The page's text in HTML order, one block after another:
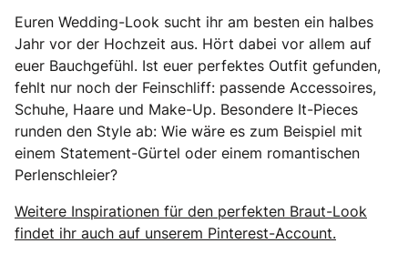
Euren Wedding-Look sucht ihr am besten ein halbes
Jahr vor der Hochzeit aus. Hört dabei vor allem auf
euer Bauchgefühl. Ist euer perfektes Outfit gefunden,
fehlt nur noch der Feinschliff: passende Accessoires,
Schuhe, Haare und Make-Up. Besondere It-Pieces
runden den Style ab: Wie wäre es zum Beispiel mit
einem Statement-Gürtel oder einem romantischen
Perlenschleier?
Weitere Inspirationen für den perfekten Braut-Look
findet ihr auch auf unserem Pinterest-Account.